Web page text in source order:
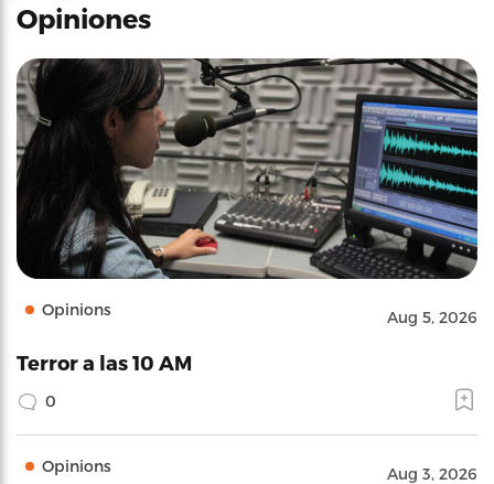
Opiniones
Opinions Aug 5, 2026
Terror a las 10 AM
0
Opinions Aug 3, 2026